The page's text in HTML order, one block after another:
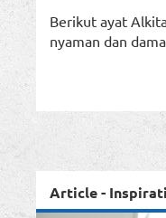
Berikut ayat
nyaman dan
Article -